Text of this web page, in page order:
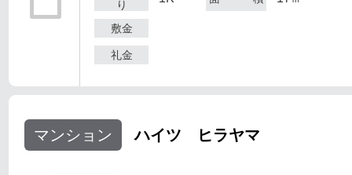
り
敷金
礼金
マンション ハイツ ヒラヤマ